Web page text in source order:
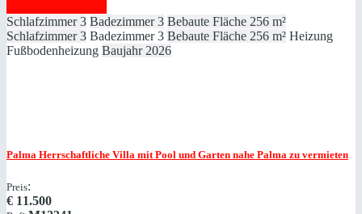
Schlafzimmer 3 Badezimmer 3 Bebaute Fläche 256 m²
Schlafzimmer 3 Badezimmer 3 Bebaute Fläche 256 m² Heizung
Fußbodenheizung Baujahr 2026
Palma Herrschaftliche Villa mit Pool und Garten nahe Palma zu vermieten
Preis:
€ 11.500